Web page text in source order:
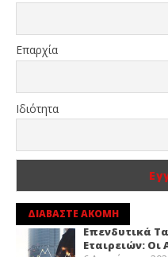
Επαρχία
Ιδιότητα
ΔΙΑΒΑΣΤΕ ΑΚΟΜΗ
Επενδυτικά
Εταιρειών: Οι